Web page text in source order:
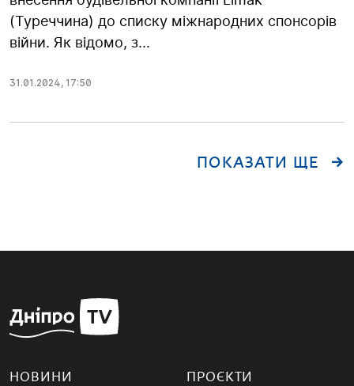
(Туреччина) до списку міжнародних спонсорів
війни. Як відомо, з...
31.01.2024, 17:50
ПОКАЗАТИ ЩЕ
НОВИНИ ПРОЄКТИ